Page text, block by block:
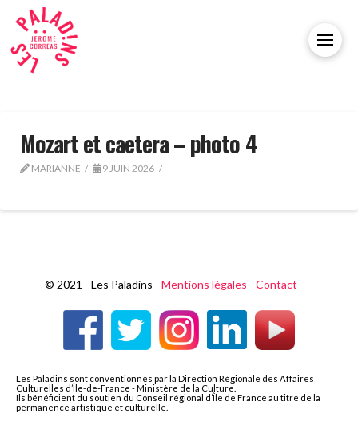
Mozart et caetera – photo 4
MARIANNE 9 JUIN 2026
© 2021 - Les Paladins - Mentions légales - Contact
Les Paladins sont conventionnés par la Direction Régionale des Affaires
Culturelles d’Île-de-France - Ministère de la Culture.
Ils bénéficient du soutien du Conseil régional d’Île de France au titre de la
permanence artistique et culturelle.